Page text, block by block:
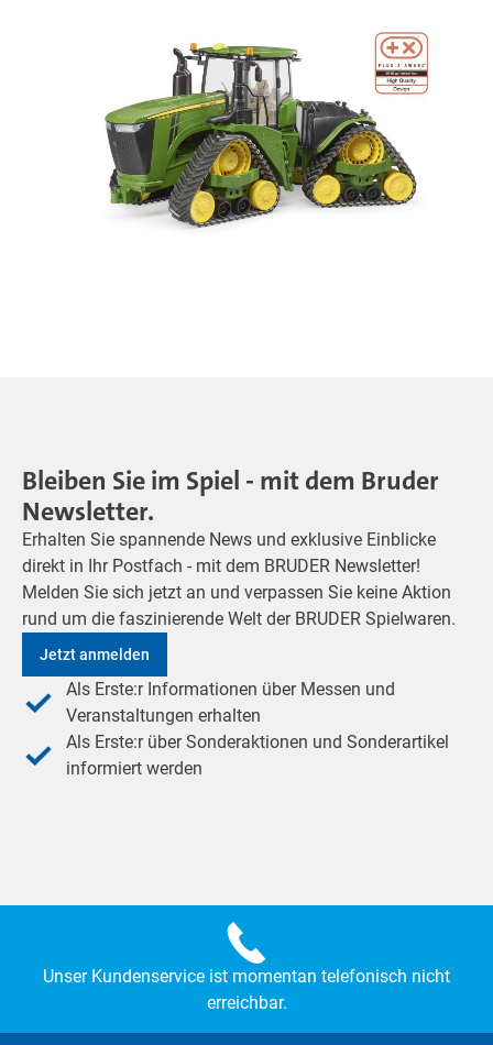
Bleiben Sie im Spiel - mit dem Bruder
Newsletter.
Erhalten Sie spannende News und exklusive Einblicke
direkt in Ihr Postfach - mit dem BRUDER Newsletter!
Melden Sie sich jetzt an und verpassen Sie keine Aktion
rund um die faszinierende Welt der BRUDER Spielwaren.
Jetzt anmelden
Als Erste:r Informationen über Messen und
Veranstaltungen erhalten
Als Erste:r über Sonderaktionen und Sonderartikel
informiert werden
Unser Kundenservice ist momentan telefonisch nicht
erreichbar.